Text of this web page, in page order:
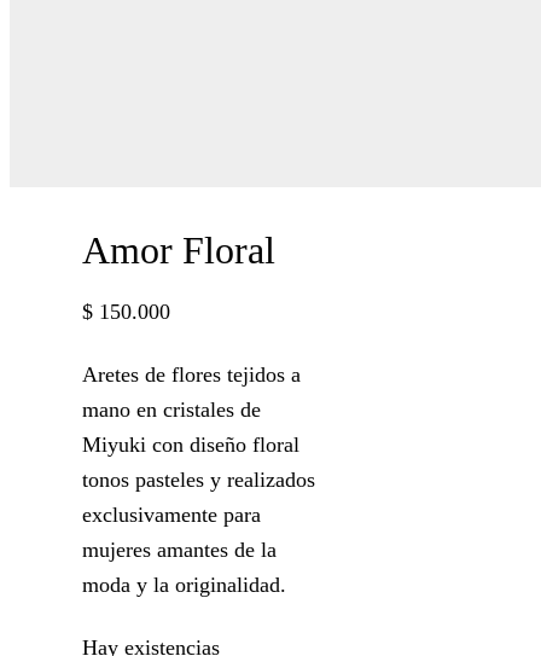
Amor Floral
$ 150.000
Aretes de flores tejidos a
mano en cristales de
Miyuki con diseño floral
tonos pasteles y realizados
exclusivamente para
mujeres amantes de la
moda y la originalidad.
Hay existencias